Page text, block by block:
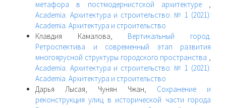
метафора в постмодернистской архитектуре ,
Academia. Архитектура и строительство: № 1 (2021):
Academia. Архитектура и строительство
Клавдия Камалова, Вертикальный город.
Ретроспектива и современный этап развития
многоярусной структуры городского пространства ,
Academia. Архитектура и строительство: № 1 (2021):
Academia. Архитектура и строительство
Дарья Лысая, Чунян Чжан, Сохранение и
реконструкция улиц в исторической части города